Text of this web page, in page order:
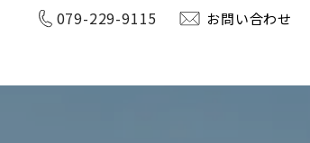
079-229-9115 お問い合わせ